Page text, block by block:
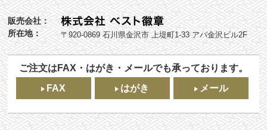
販売会社：
所在地：
〒920-0869 石川県金沢市 上堤町1-33 アパ金沢ビル2F
ご注文はFAX・はがき・メールでも承っております。
FAX
はがき メール